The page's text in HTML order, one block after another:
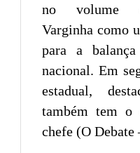
no volume
Varginha como
para a
nacional. Em
estadual,
também tem o
chefe (O Debate